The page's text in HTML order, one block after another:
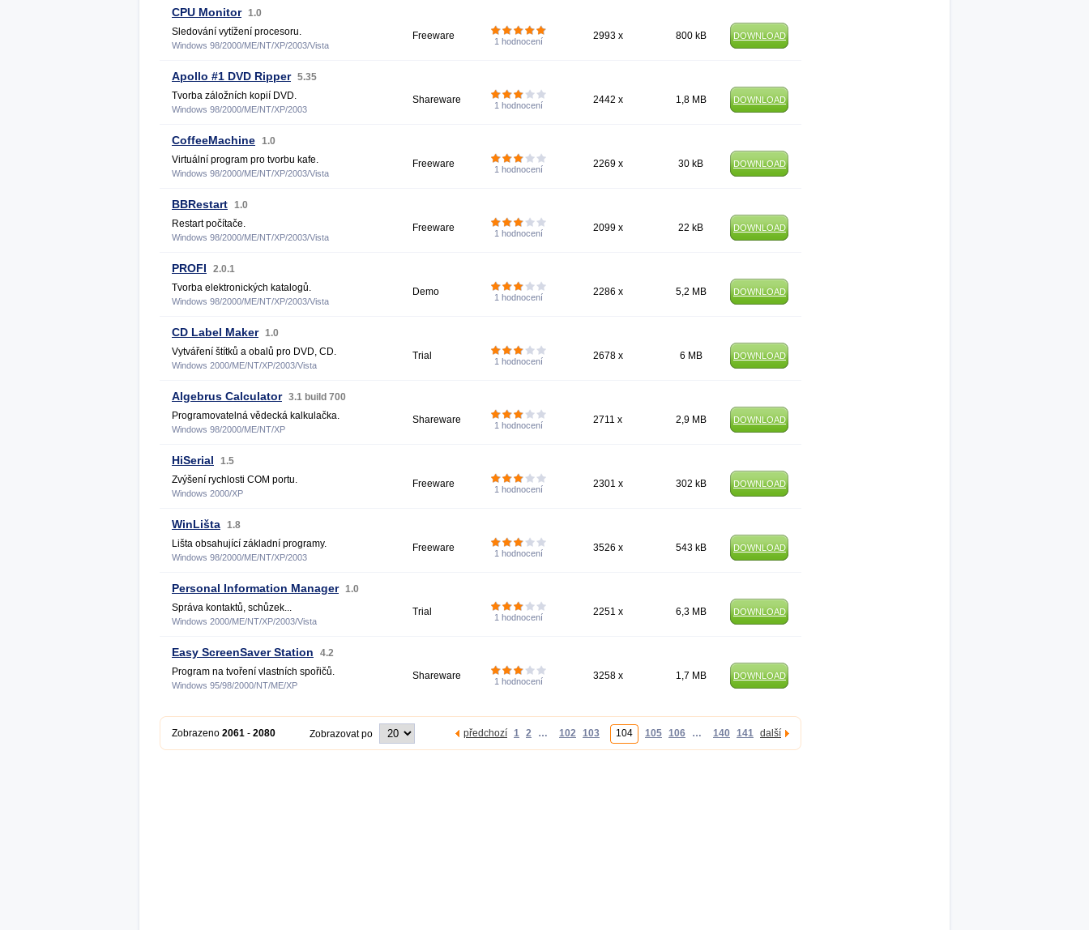
CPU Monitor 1.0
Sledování vytížení procesoru.
Windows 98/2000/ME/NT/XP/2003/Vista
Freeware 1 hodnocení 2993 x 800 kB DOWNLOAD
Apollo #1 DVD Ripper 5.35
Tvorba záložních kopií DVD.
Windows 98/2000/ME/NT/XP/2003
Shareware 1 hodnocení 2442 x 1,8 MB DOWNLOAD
CoffeeMachine 1.0
Virtuální program pro tvorbu kafe.
Windows 98/2000/ME/NT/XP/2003/Vista
Freeware 1 hodnocení 2269 x 30 kB DOWNLOAD
BBRestart 1.0
Restart počítače.
Windows 98/2000/ME/NT/XP/2003/Vista
Freeware 1 hodnocení 2099 x 22 kB DOWNLOAD
PROFI
2.0.1
Tvorba elektronických katalogů.
Windows 98/2000/ME/NT/XP/2003/Vista
Demo 1 hodnocení 2286 x 5,2 MB DOWNLOAD
CD Label Maker 1.0
Vytváření štítků a obalů pro DVD, CD.
Windows 2000/ME/NT/XP/2003/Vista
Trial 1 hodnocení 2678 x 6 MB DOWNLOAD
Algebrus Calculator 3.1 build 700
Programovatelná vědecká kalkulačka.
Windows 98/2000/ME/NT/XP
Shareware 1 hodnocení 2711 x 2,9 MB DOWNLOAD
HiSerial
1.5
Zvýšení rychlosti COM portu.
Windows 2000/XP
Freeware 1 hodnocení 2301 x 302 kB DOWNLOAD
WinLišta 1.8
Lišta obsahující základní programy.
Windows 98/2000/ME/NT/XP/2003
Freeware 1 hodnocení 3526 x 543 kB DOWNLOAD
Personal Information Manager 1.0
Správa kontaktů, schůzek...
Windows 2000/ME/NT/XP/2003/Vista
Trial 1 hodnocení 2251 x 6,3 MB DOWNLOAD
Easy ScreenSaver Station
4.2
Program na tvoření vlastních spořičů.
Windows 95/98/2000/NT/ME/XP
Shareware 1 hodnocení 3258 x 1,7 MB DOWNLOAD
Zobrazeno 2061 - 2080 Zobrazovat po předchozí 1 2 … 102 103 104 105 106 … 140 141 další